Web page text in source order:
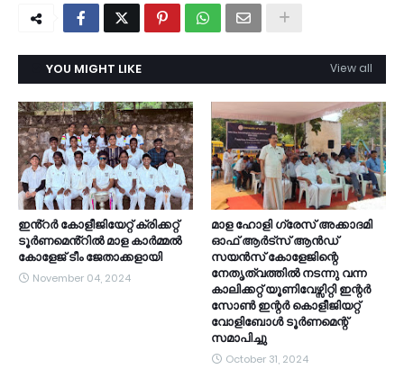
YOU MIGHT LIKE View all
ഇൻ്റർ കോളീജിയേറ്റ് ക്രിക്കറ്റ്
ടൂർണമെൻ്റിൽ മാള കാർമ്മൽ
കോളേജ് ടീം ജേതാക്കളായി
November 04, 2024
മാള ഹോളി ഗ്രേസ് അക്കാദമി
ഓഫ് ആർട്സ് ആൻഡ്
സയൻസ് കോളേജിന്റെ
നേതൃത്വത്തിൽ നടന്നു വന്ന
കാലിക്കറ്റ് യൂണിവേഴ്സിറ്റി ഇന്റർ
സോൺ ഇന്റർ കൊളീജിയറ്റ്
വോളിബോൾ ടൂർണമെന്റ്
സമാപിച്ചു
October 31, 2024